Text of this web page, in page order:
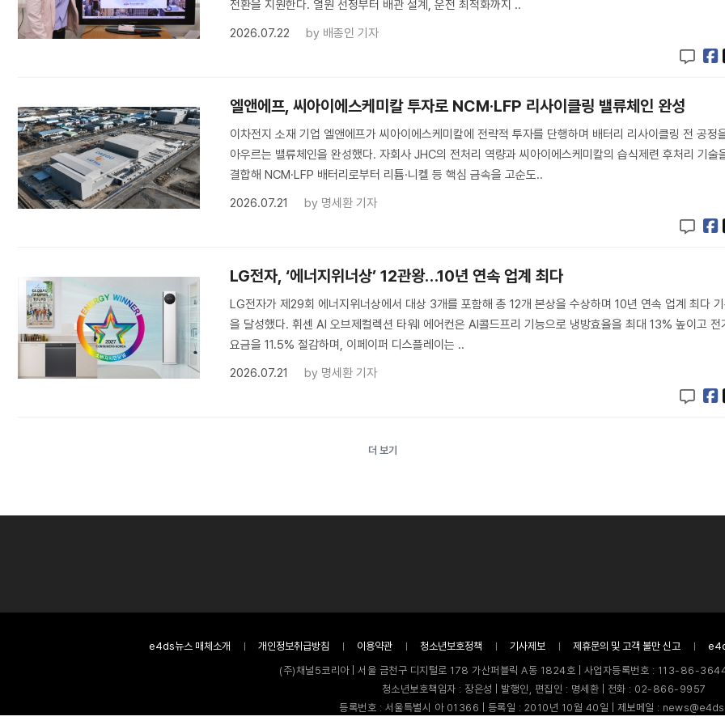
전환을 지원한다. 열원 선정부터 배관 설계, 운전 최적화까지 ..
2026.07.22
by 배종인 기자
엘앤에프, 씨아이에스케미칼 투자로 NCM·LFP 리사이클링 밸류체인 완성
이차전지 소재 기업 엘앤에프가 씨아이에스케미칼에 전략적 투자를 단행하며 배터리 리사이클링 전 공정
아우르는 밸류체인을 완성했다. 자회사 JHC의 전처리 역량과 씨아이에스케미칼의 습식제련 후처리 기술
결합해 NCM·LFP 배터리로부터 리튬·니켈 등 핵심 금속을 고순도..
2026.07.21
by 명세환 기자
LG전자, ‘에너지위너상’ 12관왕…10년 연속 업계 최다
LG전자가 제29회 에너지위너상에서 대상 3개를 포함해 총 12개 본상을 수상하며 10년 연속 업계 최다
을 달성했다. 휘센 AI 오브제컬렉션 타워I 에어컨은 AI콜드프리 기능으로 냉방효율을 최대 13% 높이고 전
요금을 11.5% 절감하며, 이페이퍼 디스플레이는 ..
2026.07.21
by 명세환 기자
더 보기
e4ds뉴스 매체소개 개인정보취급방침 이용약관 청소년보호정책 기사제보 제휴문의 및 고객 불만 신고
(주)채널5코리아 | 서울 금천구 디지털로 178 가산퍼블릭 A동 1824호 | 사업자등록번호 : 113-86-
청소년보호책임자 : 장은성 | 발행인, 편집인 : 명세환 | 전화 : 02-866-9957
등록번호 : 서울특별시 아 01366 | 등록일 : 2010년 10월 40일 | 제보메일 :